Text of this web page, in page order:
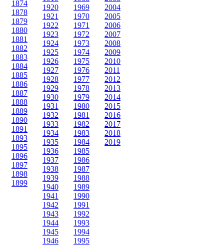
1874
1878
1879
1880
1881
1882
1883
1884
1885
1886
1887
1888
1889
1890
1891
1893
1895
1896
1897
1898
1899
1920
1921
1922
1923
1924
1925
1926
1927
1928
1929
1930
1931
1932
1933
1934
1935
1936
1937
1938
1939
1940
1941
1942
1943
1944
1945
1946
1969
1970
1971
1972
1973
1974
1975
1976
1977
1978
1979
1980
1981
1982
1983
1984
1985
1986
1987
1988
1989
1990
1991
1992
1993
1994
1995
2004
2005
2006
2007
2008
2009
2010
2011
2012
2013
2014
2015
2016
2017
2018
2019